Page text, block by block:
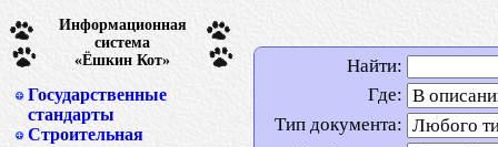
Информационная
система
«Ёшкин Кот»
Государственные
стандарты
Строительная
Найти:
Где:
Тип документа: